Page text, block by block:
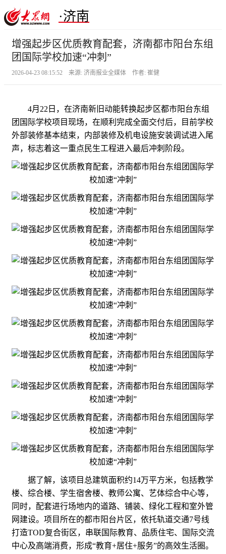
·济南
增强起步区优质教育配套，济南都市阳台东组
团国际学校加速“冲刺”
2026-04-23 08:15:52 来源: 济南报业全媒体 作者: 崔健
4月22日，在济南新旧动能转换起步区都市阳台东组
团国际学校项目现场，在顺利完成全面交付后，目前学校
外部装修基本结束，内部装修及机电设施安装调试进入尾
声，标志着这一重点民生工程进入最后冲刺阶段。
据了解，该项目总建筑面积约14万平方米，包括教学
楼、综合楼、学生宿舍楼、教师公寓、艺体综合中心等，
同时，配套进行场地内的道路、铺装、绿化工程和室外管
网建设。项目所在的都市阳台片区，依托轨道交通7号线
打造TOD复合街区，串联国际教育、品质住宅、国际交流
中心及高端消费，形成“教育+居住+服务”的高效生活圈。